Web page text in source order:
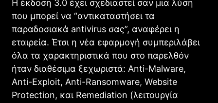
Η έκδοση 3.0 έχει σχεδιαστεί σαν μια λύση
που μπορεί να “αντικαταστήσει τα
παραδοσιακά antivirus σας”, αναφέρει η
εταιρεία. Έτσι η νέα εφαρμογή συμπεριλάβει
όλα τα χαρακτηριστικά που στο παρελθόν
ήταν διαθέσιμα ξεχωριστά: Anti-Malware,
Anti-Exploit, Anti-Ransomware, Website
Protection, και Remediation (λειτουργία